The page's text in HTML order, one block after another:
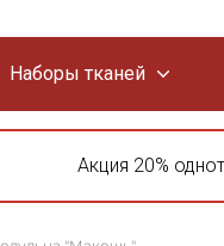
Наборы тканей
Акция 20%